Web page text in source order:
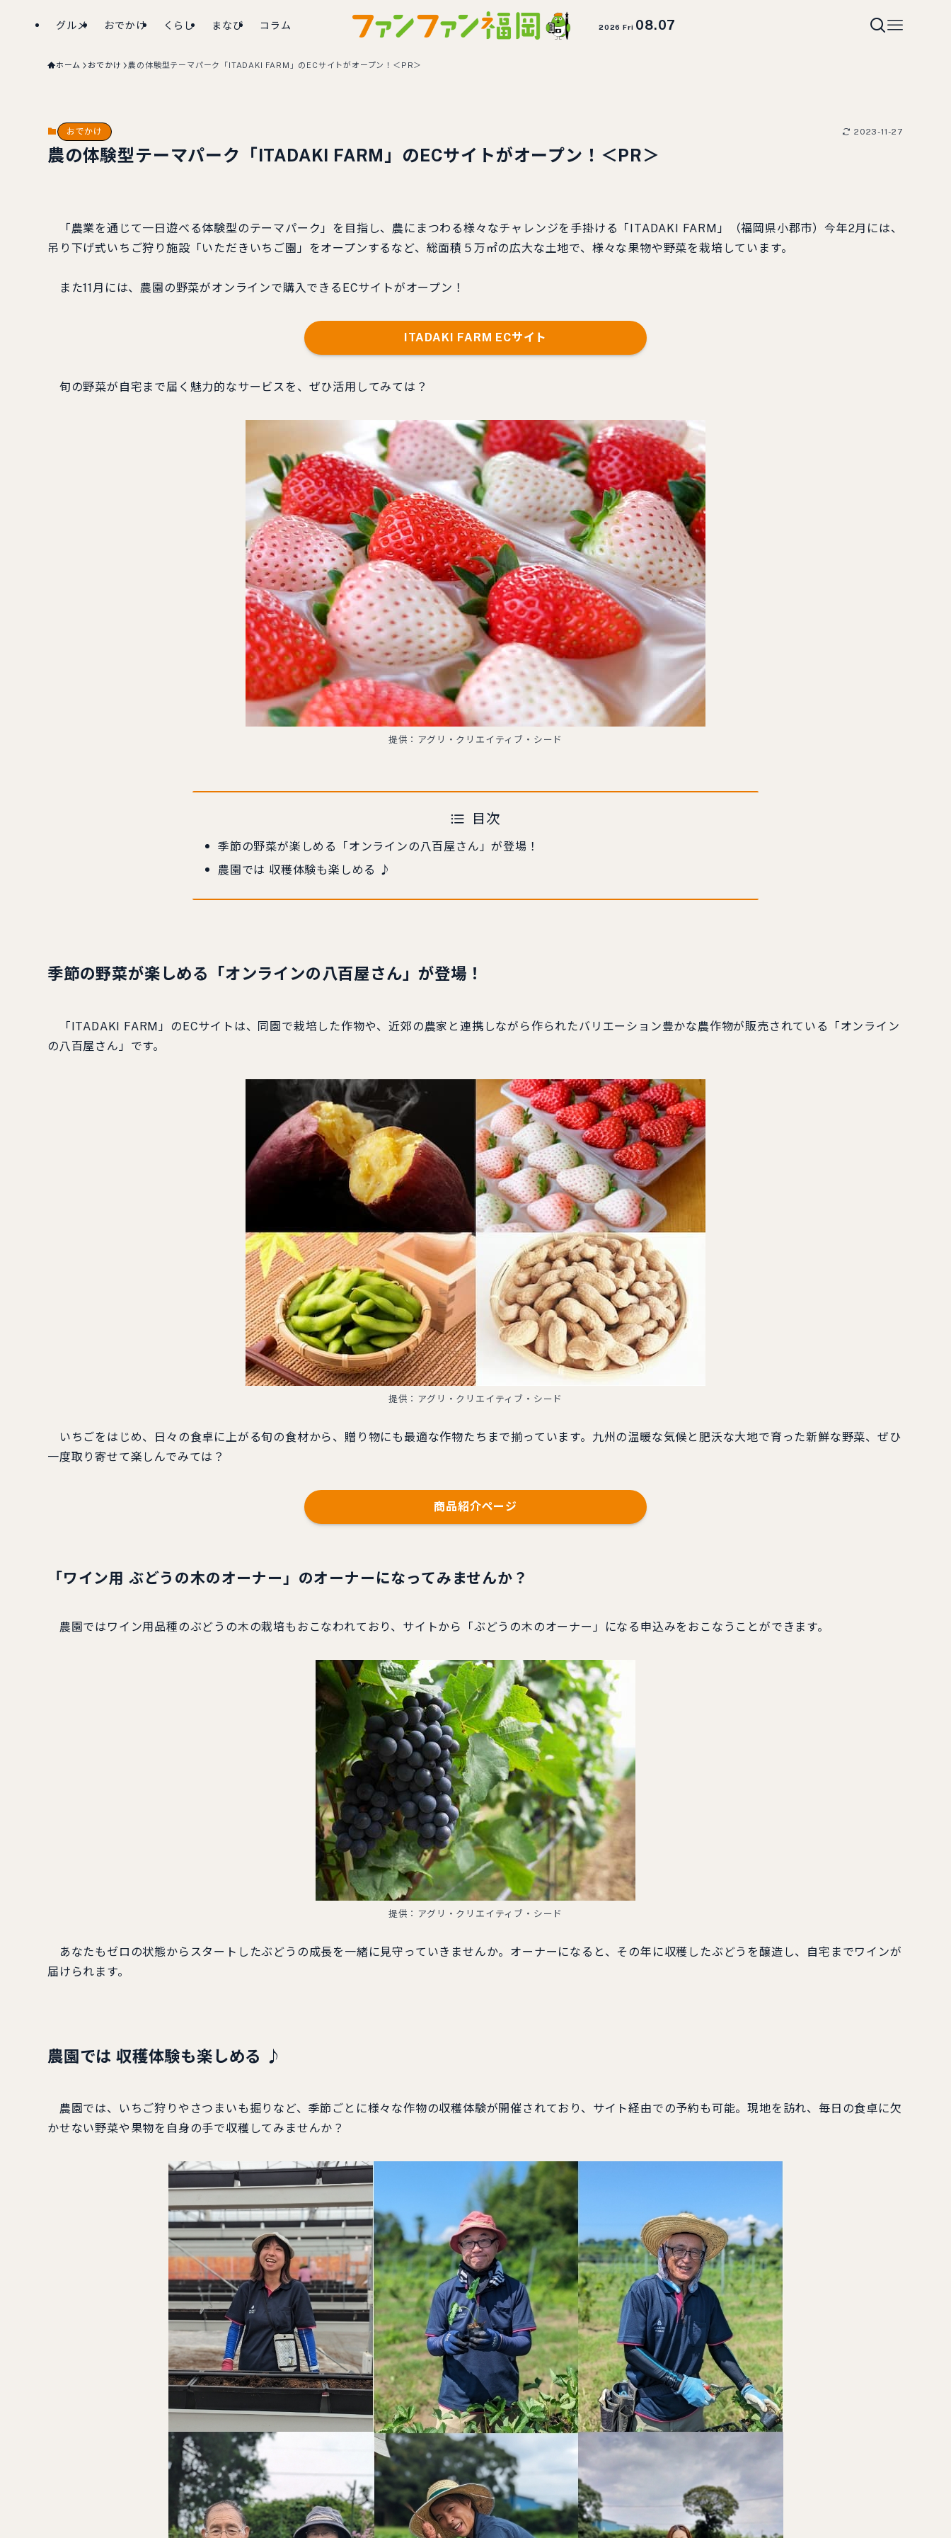
グルメ おでかけ くらし まなび コラム 2026 Fri 08.07
ホーム おでかけ 農の体験型テーマパーク「ITADAKI FARM」のECサイトがオープン！＜PR＞
おでかけ 2023-11-27
農の体験型テーマパーク「ITADAKI FARM」のECサイトがオープン！＜PR＞
「農業を通じて一日遊べる体験型のテーマパーク」を目指し、農にまつわる様々なチャレンジを手掛ける「ITADAKI FARM」（福岡県小郡市）今年2月には、
吊り下げ式いちご狩り施設「いただきいちご園」をオープンするなど、総面積５万㎡の広大な土地で、様々な果物や野菜を栽培しています。
また11月には、農園の野菜がオンラインで購入できるECサイトがオープン！
ITADAKI FARM ECサイト
旬の野菜が自宅まで届く魅力的なサービスを、ぜひ活用してみては？
提供：アグリ・クリエイティブ・シード
目次
季節の野菜が楽しめる「オンラインの八百屋さん」が登場！
農園では 収穫体験も楽しめる ♪
季節の野菜が楽しめる「オンラインの八百屋さん」が登場！
「ITADAKI FARM」のECサイトは、同園で栽培した作物や、近郊の農家と連携しながら作られたバリエーション豊かな農作物が販売されている「オンライン
の八百屋さん」です。
提供：アグリ・クリエイティブ・シード
いちごをはじめ、日々の食卓に上がる旬の食材から、贈り物にも最適な作物たちまで揃っています。九州の温暖な気候と肥沃な大地で育った新鮮な野菜、ぜひ
一度取り寄せて楽しんでみては？
商品紹介ページ
「ワイン用 ぶどうの木のオーナー」のオーナーになってみませんか？
農園ではワイン用品種のぶどうの木の栽培もおこなわれており、サイトから「ぶどうの木のオーナー」になる申込みをおこなうことができます。
提供：アグリ・クリエイティブ・シード
あなたもゼロの状態からスタートしたぶどうの成長を一緒に見守っていきませんか。オーナーになると、その年に収穫したぶどうを醸造し、自宅までワインが
届けられます。
農園では 収穫体験も楽しめる ♪
農園では、いちご狩りやさつまいも掘りなど、季節ごとに様々な作物の収穫体験が開催されており、サイト経由での予約も可能。現地を訪れ、毎日の食卓に欠
かせない野菜や果物を自身の手で収穫してみませんか？